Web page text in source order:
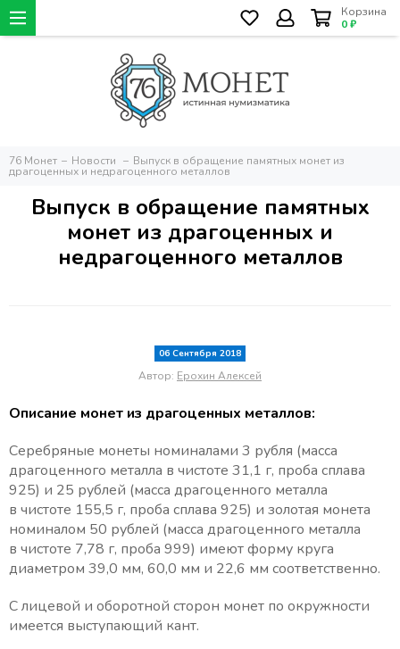
Корзина
0 ₽
76 Монет Новости Выпуск в обращение памятных монет из
драгоценных и недрагоценного металлов
Выпуск в обращение памятных
монет из драгоценных и
недрагоценного металлов
06 Сентября 2018
Автор: Ерохин Алексей
Описание монет из драгоценных металлов:
Серебряные монеты номиналами 3 рубля (масса
драгоценного металла в чистоте 31,1 г, проба сплава
925) и 25 рублей (масса драгоценного металла
в чистоте 155,5 г, проба сплава 925) и золотая монета
номиналом 50 рублей (масса драгоценного металла
в чистоте 7,78 г, проба 999) имеют форму круга
диаметром 39,0 мм, 60,0 мм и 22,6 мм соответственно.
С лицевой и оборотной сторон монет по окружности
имеется выступающий кант.